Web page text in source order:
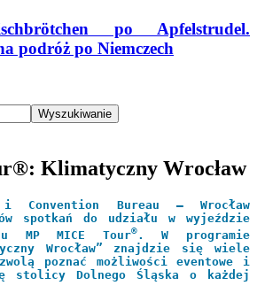
po Apfelstrudel.
podróż po Niemczech
Klimatyczny Wrocław
i Convention Bureau – Wrocław
spotkań do udziału w wyjeździe
MP MICE Tour®. W programie
Wrocław” znajdzie się wiele
poznać możliwości eventowe i
stolicy Dolnego Śląska o każdej